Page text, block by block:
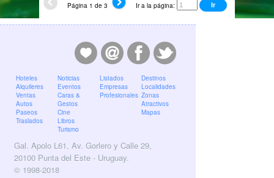
Página 1 de 3 Ir a la página:
Hoteles
Alquileres
Ventas
Autos
Paseos
Traslados
Noticias
Eventos
Caras &
Gestos
Cine
Libros
Turismo
Listados
Empresas
Profesionales
Destinos
Localidades
Zonas
Atractivos
Mapas
Gal. Apolo L61, Av. Gorlero y Calle 29,
20100 Punta del Este - Uruguay.
© 1998-2018